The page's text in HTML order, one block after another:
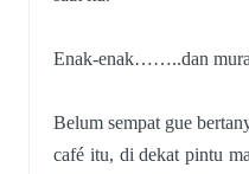
Enak-enak……..dan
Belum sempat gue
café itu, di dekat pintu